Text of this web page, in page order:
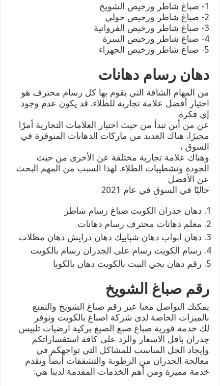
1- صباغ شاطر ورخيص الشويخ
2- صباغ شاطر ورخيص حولي
3- صباغ شاطر ورخيص الفروانية
4- صباغ شاطر ورخيص السرة
5- صباغ شاطر ورخيص الجهراء
دهان رسام دهانات
من المهام الشاقة التي يقوم بها كل رسام محترف هو
اختيار أفضل علامة تجارية للطلاء. قد يكون عدم وجود
إي فكرة
عن من أين تبدأ من حيث اختيار العلامات التجارية أمرًا
محيرًا. هناك العديد من ماركات الدهانات المتوفرة في
السوق ،
وهناك علامة تجارية مختلفة عن الأخرى من حيث
الجودة وتشطيبات الطلاء. لهذا السبب من المهم البحث
عن الأفضل
حاليًا في السوق في عام 2021
دهان جدران الكويت صباغ رسام شاطر
معلم دهانات محترف رسام دهانات
دهان ابواب دهان شبابيك دهان درايش دهان مظلات
رسام الكويت رسام على الجدران رسام بالكويت
رقم دهان يجي البيت بالكويت دهان بالكويا
رقم صباغ الشويخ
يمكنك التواصل معنا عبر رقم صباغ الشويخ والتمتع
بالميزات الخاصة لدى شركة اصباغ بالكويت ونوفر
لك خدمة فورية صباغ صبغ الصبغ بركية ارضيات تلبيس
جدران باقل الاسعار والرد على كافة استفساراتكم
وإيجاد الحل المناسب للمشاكل التي تواجهكم في
معالجة الجدران من الرطوبة والتشققات أيضاً ونقدم
خدمة مميزة ومن أهم الخدمات المقدمة لدينا هي: